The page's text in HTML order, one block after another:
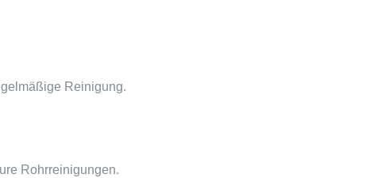
Reinigung.
Rohrreinigungen.